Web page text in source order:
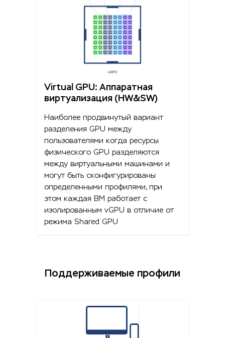
Virtual GPU: Аппаратная
виртуализация (HW&SW)
Наиболее продвинутый вариант
разделения GPU между
пользователями когда ресурсы
физического GPU разделяются
между виртуальными машинами и
могут быть сконфигурированы
определенными профилями, при
этом каждая ВМ работает с
изолированным vGPU в отличие от
режима Shared GPU
Поддерживаемые профили